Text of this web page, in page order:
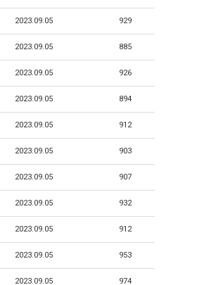
2023.09.05 929
2023.09.05 885
2023.09.05 926
2023.09.05 894
2023.09.05 912
2023.09.05 903
2023.09.05 907
2023.09.05 932
2023.09.05 912
2023.09.05 953
2023.09.05 974